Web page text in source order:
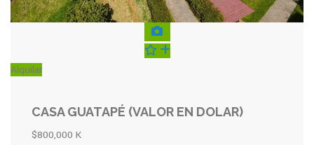
Alquilar
CASA GUATAPÉ (VALOR EN DOLAR)
$800,000 K